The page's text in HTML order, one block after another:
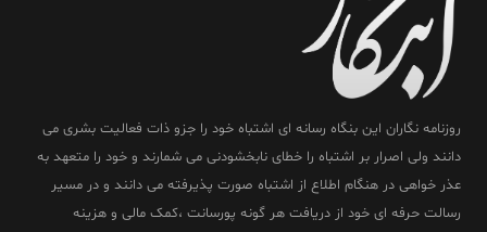
روزنامه نگاران این بنگاه رسانه ای اشتباه خود را جزو ذات فعالیت بشری می
دانند ولی اصرار بر اشتباه را خطای نابخشودنی می شمارند و خود را متعهد به
عذر خواهی در هنگام اطلاع از اشتباه صورت پذیرفته می دانند و در مسیر
رسالت حرفه ای خود از دریافت هر گونه پورسانت ،کمک مالی و هزینه